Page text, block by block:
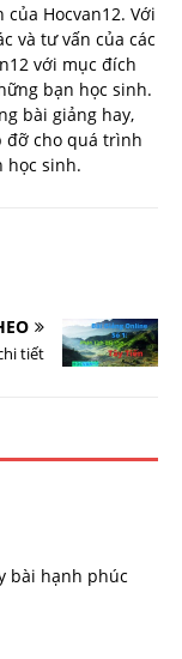
Hocvan12. Với
và tư vấn của các
với mục đích
bạn học sinh.
bài giảng hay,
đỡ cho quá trình
học sinh.
tiết
bài hạnh phúc